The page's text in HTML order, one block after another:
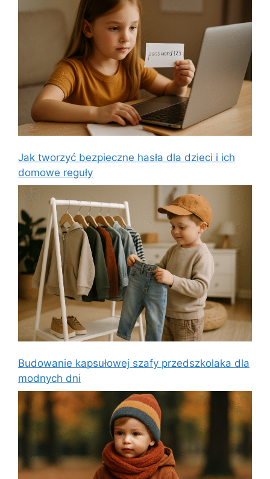
Jak tworzyć bezpieczne hasła dla dzieci i ich
domowe reguły
Budowanie kapsułowej szafy przedszkolaka dla
modnych dni